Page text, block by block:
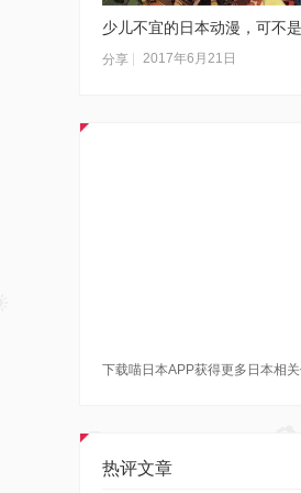
分享 2017年6月21日
下载喵日本APP获得更多日本相
热评文章